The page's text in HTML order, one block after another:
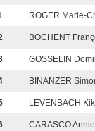
ROGER Marie-
BOCHENT
GOSSELIN
BINANZER
LEVENBACH
CARASCO Annie